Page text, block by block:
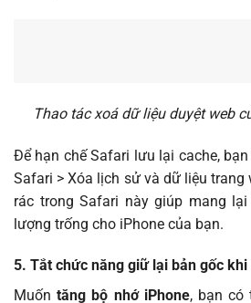
Thao tác xoá dữ liệu duyệt web
Để hạn chế Safari lưu lại cache,
Safari > Xóa lịch sử và dữ liệu trang
rác trong Safari này giúp mang
lượng trống cho iPhone của bạn.
5. Tắt chức năng giữ lại bản gốc khi
Muốn tăng bộ nhớ iPhone, bạn có